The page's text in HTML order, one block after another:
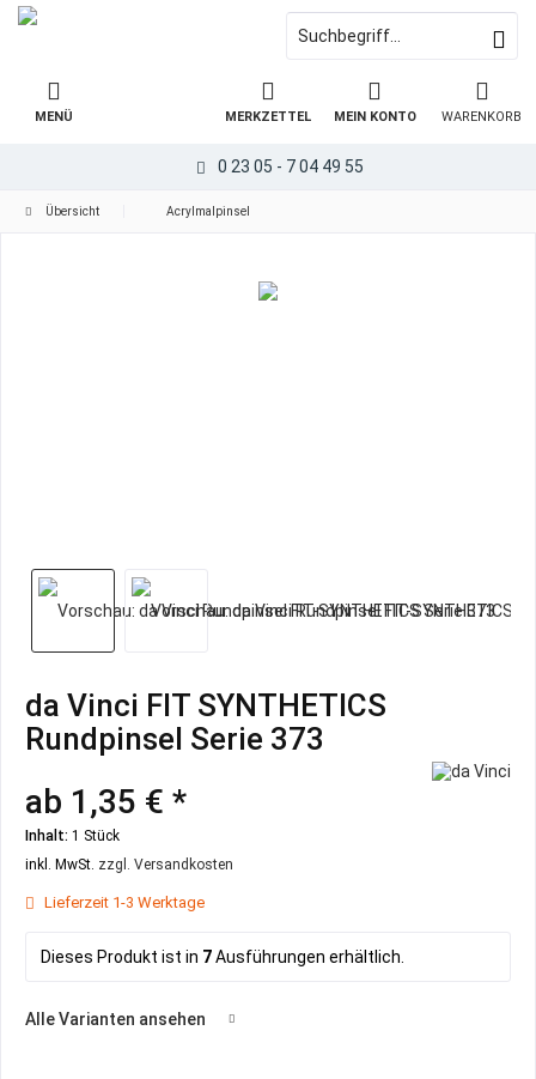
0 23 05 - 7 04 49 55
WARENKORB
MERKZETTEL MEIN KONTO
MENÜ
Übersicht Acrylmalpinsel
da Vinci FIT SYNTHETICS
Rundpinsel Serie 373
ab 1,35 € *
Inhalt: 1 Stück
inkl. MwSt. zzgl. Versandkosten
Lieferzeit 1-3 Werktage
Dieses Produkt ist in 7Ausführungen erhältlich.
Alle Varianten ansehen